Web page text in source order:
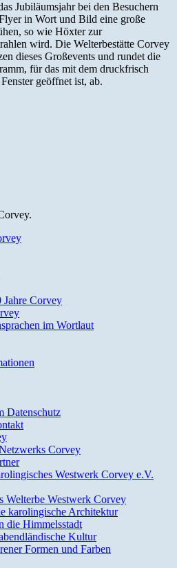
Jubiläumsjahr bei den Besuchern
in Wort und Bild eine große
so wie Höxter zur
wird. Die Welterbestätte Corvey
dieses Großevents und rundet die
für das mit dem druckfrisch
geöffnet ist, ab.
Jahre Corvey
im Wortlaut
Datenschutz
Corvey
Westwerk Corvey e.V.
Welterbe Westwerk Corvey
karolingische Architektur
die Himmelsstadt
Kultur
Formen und Farben